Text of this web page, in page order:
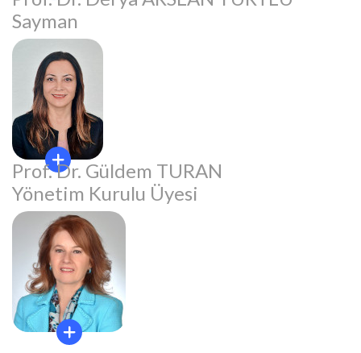
Sayman
Prof. Dr. Güldem TURAN
Yönetim Kurulu Üyesi